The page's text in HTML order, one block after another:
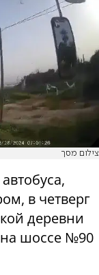
צילום מסך
в четверг
деревни
шоссе №90